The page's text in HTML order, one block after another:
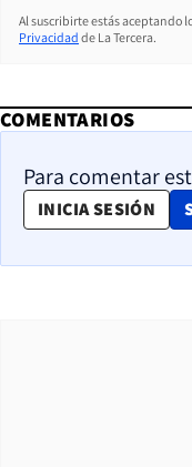
Al suscribirte estás aceptando
Privacidad de La Tercera.
COMENTARIOS
Para comentar
INICIA SESIÓN